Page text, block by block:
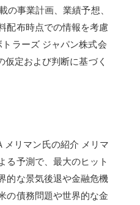
の事業計画、業績予想、
配布時点での情報を考慮
ラーズ ジャパン株式会
定および判断に基づく
リマン氏の紹介 メリマ
る予測で、最大のヒット
的な景気後退や金融危機
の債務問題や世界的な金